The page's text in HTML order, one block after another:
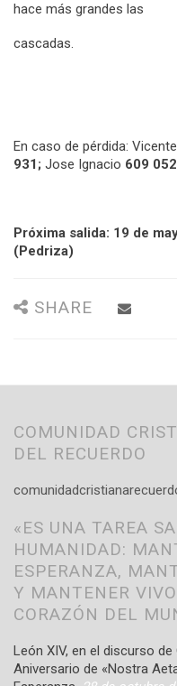
hace más grandes las
cascadas.
En caso de pérdida:
931; Jose Ignacio 609
Próxima salida: 19 de
(Pedriza)
SHARE
COMUNIDAD
DEL RECUERDO
«ES UNA TAREA
HUMANIDAD:
ESPERANZA,
Y MANTENER
CORAZÓN DEL
León XIV, en el discurso
Aniversario de «Nostra